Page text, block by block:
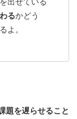
出せている
るかどう
よ。
題を遅らせること